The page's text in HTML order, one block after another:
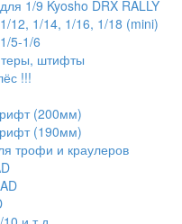
1/9 Kyosho DRX RALLY
12, 1/14, 1/16, 1/18 (mini)
5-1/6
штифты
!!!
(200мм)
(190мм)
трофи и краулеров